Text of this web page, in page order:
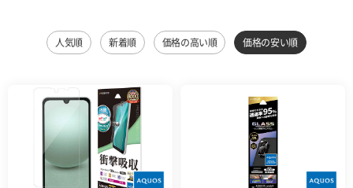
人気順 新着順 価格の高い順 価格の安い順